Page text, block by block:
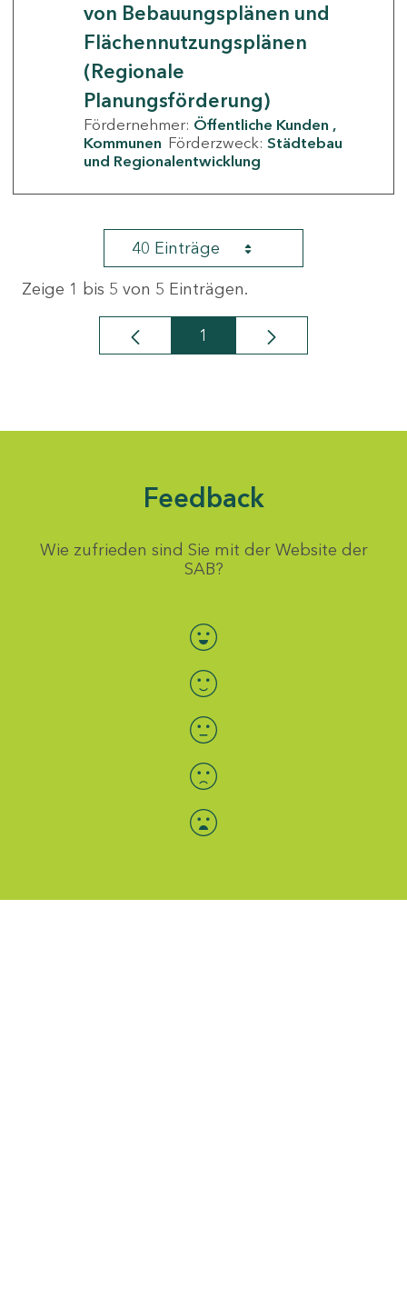
von Bebauungsplänen und
Flächennutzungsplänen
(Regionale
Planungsförderung)
Fördernehmer: Öffentliche Kunden
Kommunen Förderzweck: Städtebau
und Regionalentwicklung
40 Einträge
Zeige 1 bis 5 von 5 Einträgen.
Seite
1
Feedback
Wie zufrieden sind Sie mit der Website der
SAB?
Bewertung auswählen